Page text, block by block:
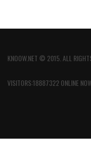
KNOOW.NET © 2015. ALL
VISITORS:18887322 ONLINE